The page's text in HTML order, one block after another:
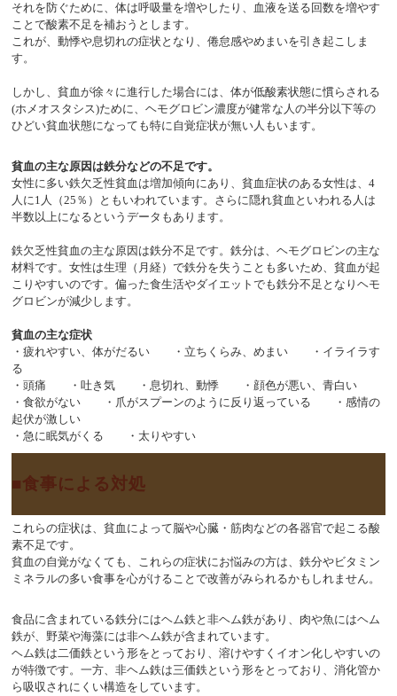
それを防ぐために、体は呼吸量を増やしたり、血液を送る回数を増やす
ことで酸素不足を補おうとします。
これが、動悸や息切れの症状となり、倦怠感やめまいを引き起こしま
す。
しかし、貧血が徐々に進行した場合には、体が低酸素状態に慣らされる
(ホメオスタシス)ために、ヘモグロビン濃度が健常な人の半分以下等の
ひどい貧血状態になっても特に自覚症状が無い人もいます。
貧血の主な原因は鉄分などの不足です。
女性に多い鉄欠乏性貧血は増加傾向にあり、貧血症状のある女性は、4
人に1人（25％）ともいわれています。さらに隠れ貧血といわれる人は
半数以上になるというデータもあります。
鉄欠乏性貧血の主な原因は鉄分不足です。鉄分は、ヘモグロビンの主な
材料です。女性は生理（月経）で鉄分を失うことも多いため、貧血が起
こりやすいのです。偏った食生活やダイエットでも鉄分不足となりヘモ
グロビンが減少します。
貧血の主な症状
・疲れやすい、体がだるい ・立ちくらみ、めまい ・イライラす
る
・頭痛 ・吐き気 ・息切れ、動悸 ・顔色が悪い、青白い
・食欲がない ・爪がスプーンのように反り返っている ・感情の
起伏が激しい
・急に眠気がくる ・太りやすい
食事による対処
これらの症状は、貧血によって脳や心臓・筋肉などの各器官で起こる酸
素不足です。
貧血の自覚がなくても、これらの症状にお悩みの方は、鉄分やビタミン
ミネラルの多い食事を心がけることで改善がみられるかもしれません。
食品に含まれている鉄分にはヘム鉄と非ヘム鉄があり、肉や魚にはヘム
鉄が、野菜や海藻には非ヘム鉄が含まれています。
ヘム鉄は二価鉄という形をとっており、溶けやすくイオン化しやすいの
が特徴です。一方、非ヘム鉄は三価鉄という形をとっており、消化管か
ら吸収されにくい構造をしています。